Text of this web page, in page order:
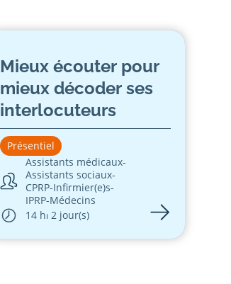
Mieux écouter pour
mieux décoder ses
interlocuteurs
Présentiel
Assistants médicaux-
Assistants sociaux-
CPRP-Infirmier(e)s-
IPRP-Médecins
14 h⏐ 2 jour(s)